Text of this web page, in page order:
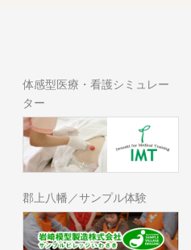
体感型医療・看護シミュレー
ター
郡上八幡／サンプル体験